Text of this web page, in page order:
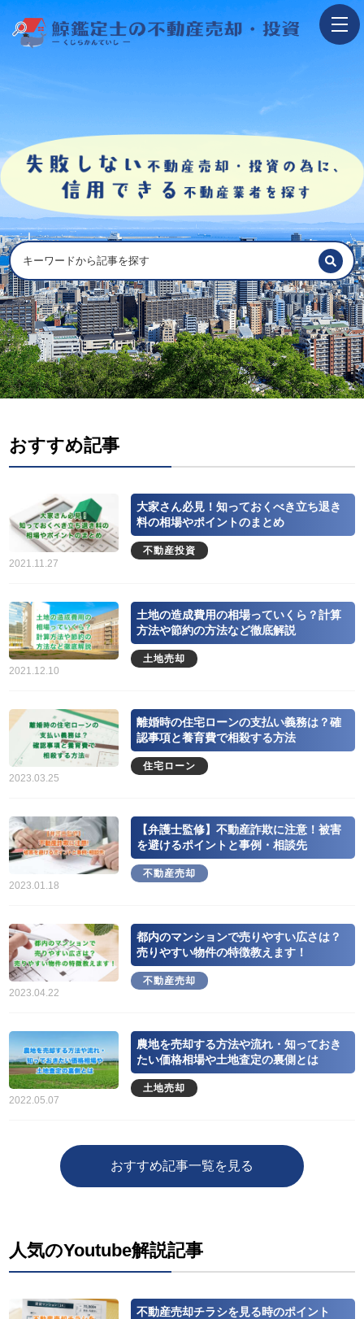
アンケート調査概要
不動産売却体験談
執筆・監修者
Youtube解説記事
キーワード検索
ここ1ヶ月の人気記事
家や庭が広いメリット・デメリットと
2020.10.01
2
土地や建物の不動産を学校法人に個人
が売却した時の税金特例とポイント
3
MEホールディングスの評判！不動産売
買における特徴や口コミ評判のまとめ
4
野村の仲介+（PLUS）の評判や強みと
は？噂や口コミから知る満足度合
2020.07.26
農協JA住宅ローン金利や審査は？借り
換えや繰り上げ返済まで徹底まとめ
2020.10.06
おすすめ記事
2021.11.27
大家さん必見！知っておくべき立ち退き
料の相場やポイントのまとめ
不動産投資
2021.12.10
土地の造成費用の相場っていくら？計算
方法や節約の方法など徹底解説
土地売却
2023.03.25
離婚時の住宅ローンの支払い義務は？確
認事項と養育費で相殺する方法
住宅ローン
2023.01.18
【弁護士監修】不動産詐欺に注意！被害
を避けるポイントと事例・相談先
不動産売却
2023.04.22
都内のマンションで売りやすい広さは？
売りやすい物件の特徴教えます！
不動産売却
2022.05.07
農地を売却する方法や流れ・知っておき
たい価格相場や土地査定の裏側とは
土地売却
おすすめ記事一覧を見る
人気のYoutube解説記事
不動産売却チラシを見る時のポイント